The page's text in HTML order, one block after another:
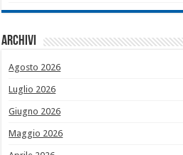
Archivi
Agosto 2026
Luglio 2026
Giugno 2026
Maggio 2026